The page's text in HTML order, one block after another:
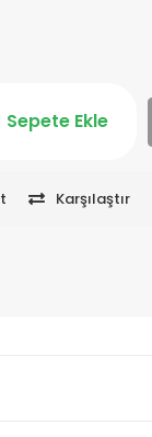
Sepete Ekle
Karşılaştır